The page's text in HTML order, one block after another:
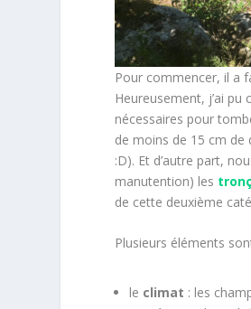
Pour commencer, il a
Heureusement, j’ai
nécessaires pour
de moins de 15 cm de
:D). Et d’autre part,
manutention) les
de cette deuxième
Plusieurs éléments
le climat : les